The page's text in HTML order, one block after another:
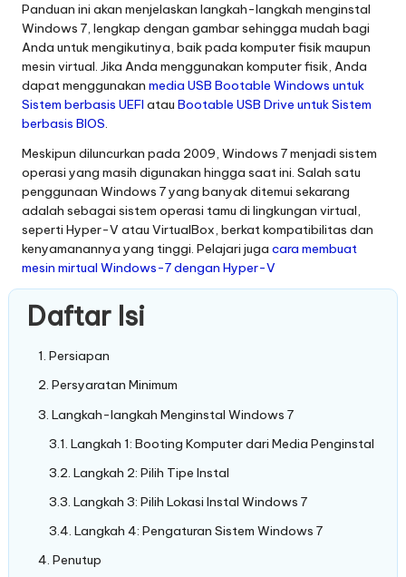
Panduan ini akan menjelaskan langkah-langkah menginstal
Windows 7, lengkap dengan gambar sehingga mudah bagi
Anda untuk mengikutinya, baik pada komputer fisik maupun
mesin virtual. Jika Anda menggunakan komputer fisik, Anda
dapat menggunakan media USB Bootable Windows untuk
Sistem berbasis UEFI atau Bootable USB Drive untuk Sistem
berbasis BIOS.
Meskipun diluncurkan pada 2009, Windows 7 menjadi sistem
operasi yang masih digunakan hingga saat ini. Salah satu
penggunaan Windows 7 yang banyak ditemui sekarang
adalah sebagai sistem operasi tamu di lingkungan virtual,
seperti Hyper-V atau VirtualBox, berkat kompatibilitas dan
kenyamanannya yang tinggi. Pelajari juga cara membuat
mesin mirtual Windows-7 dengan Hyper-V
Daftar Isi
Persiapan
Persyaratan Minimum
Langkah-langkah Menginstal Windows 7
Langkah 1: Booting Komputer dari Media Penginstal
Langkah 2: Pilih Tipe Instal
Langkah 3: Pilih Lokasi Instal Windows 7
Langkah 4: Pengaturan Sistem Windows 7
Penutup